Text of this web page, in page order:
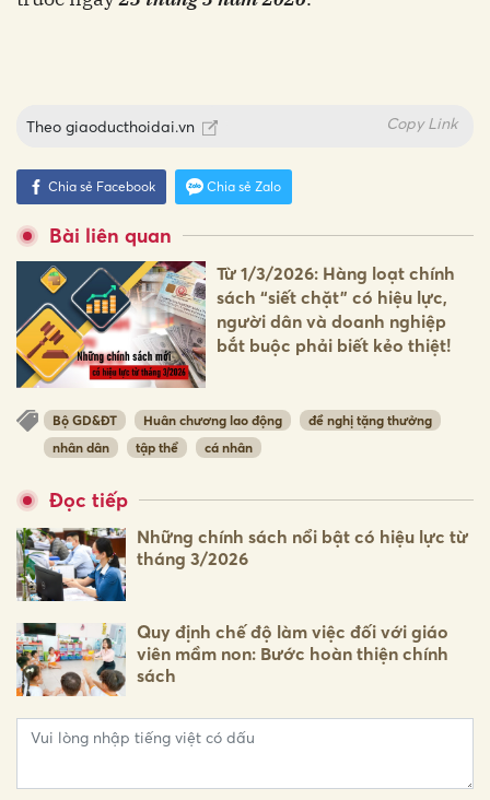
Theo giaoducthoidai.vn Copy Link
Chia sẻ Facebook Chia sẻ Zalo
Bài liên quan
Từ 1/3/2026: Hàng loạt chính
sách “siết chặt” có hiệu lực,
người dân và doanh nghiệp
bắt buộc phải biết kẻo thiệt!
Bộ GD&ĐT Huân chương lao động
đề nghị tặng thưởng
nhân dân
tập thể cá nhân
Đọc tiếp
Những chính sách nổi bật có hiệu lực từ
tháng 3/2026
Quy định chế độ làm việc đối với giáo
viên mầm non: Bước hoàn thiện chính
sách